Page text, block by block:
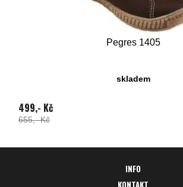
Pegres 1405
skladem
499,- Kč
655,- Kč
INFO
KONTAKT